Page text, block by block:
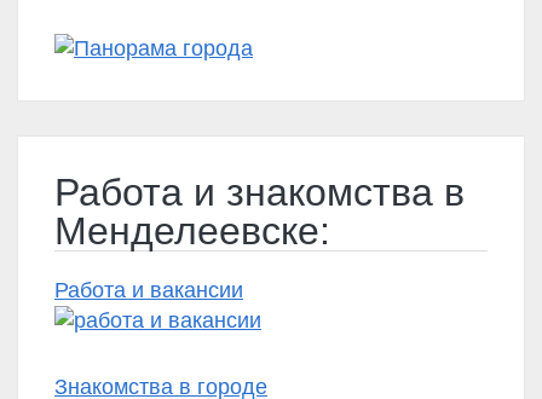
Работа и знакомства в
Менделеевске:
Работа и вакансии
Знакомства в городе